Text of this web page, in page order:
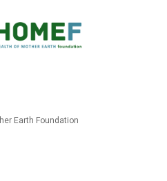
Earth Foundation